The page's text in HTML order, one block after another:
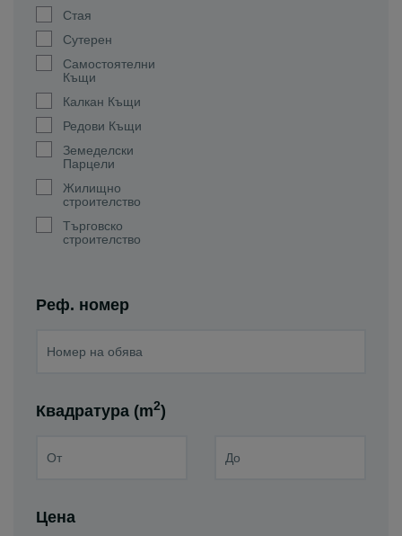
Стая
Сутерен
Самостоятелни
Къщи
Калкан Къщи
Редови Къщи
Земеделски
Парцели
Жилищно
строителство
Търговско
строителство
Реф. номер
Квадратура (m2)
Цена